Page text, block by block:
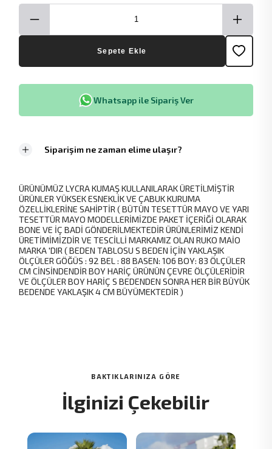
Sepete Ekle
Whatsapp ile Sipariş Ver
Siparişim ne zaman elime ulaşır?
ÜRÜNÜMÜZ LYCRA KUMAŞ KULLANILARAK ÜRETİLMİŞTİR
ÜRÜNLER YÜKSEK ESNEKLİK VE ÇABUK KURUMA
ÖZELLİKLERİNE SAHİPTİR ( BÜTÜN TESETTÜR MAYO VE YARI
TESETTÜR MAYO MODELLERİMİZDE PAKET İÇERİĞİ OLARAK
BONE VE İÇ BADİ GÖNDERİLMEKTEDİR ÜRÜNLERİMİZ KENDİ
ÜRETİMİMİZDİR VE TESCİLLİ MARKAMIZ OLAN RUKO MAİO
MARKA 'DIR ( BEDEN TABLOSU S BEDEN İÇİN YAKLAŞIK
ÖLÇÜLER GÖĞÜS : 92 BEL : 88 BASEN: 106 BOY: 83 ÖLÇÜLER
CM CİNSİNDENDİR BOY HARİÇ ÜRÜNÜN ÇEVRE ÖLÇÜLERİDİR
VE ÖLÇÜLER BOY HARİÇ S BEDENDEN SONRA HER BİR BÜYÜK
BEDENDE YAKLAŞIK 4 CM BÜYÜMEKTEDİR )
BAKTIKLARINIZA GÖRE
İlginizi Çekebilir